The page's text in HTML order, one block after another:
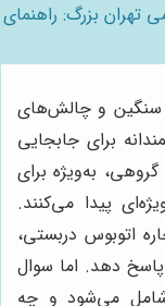
تهران بزرگ: راهنمای
سنگین و چالش‌های
برای جابجایی
به‌ویژه برای
پیدا می‌کنند.
اتوبوس دربستی،
دهد. اما سوال
می‌شود و چه